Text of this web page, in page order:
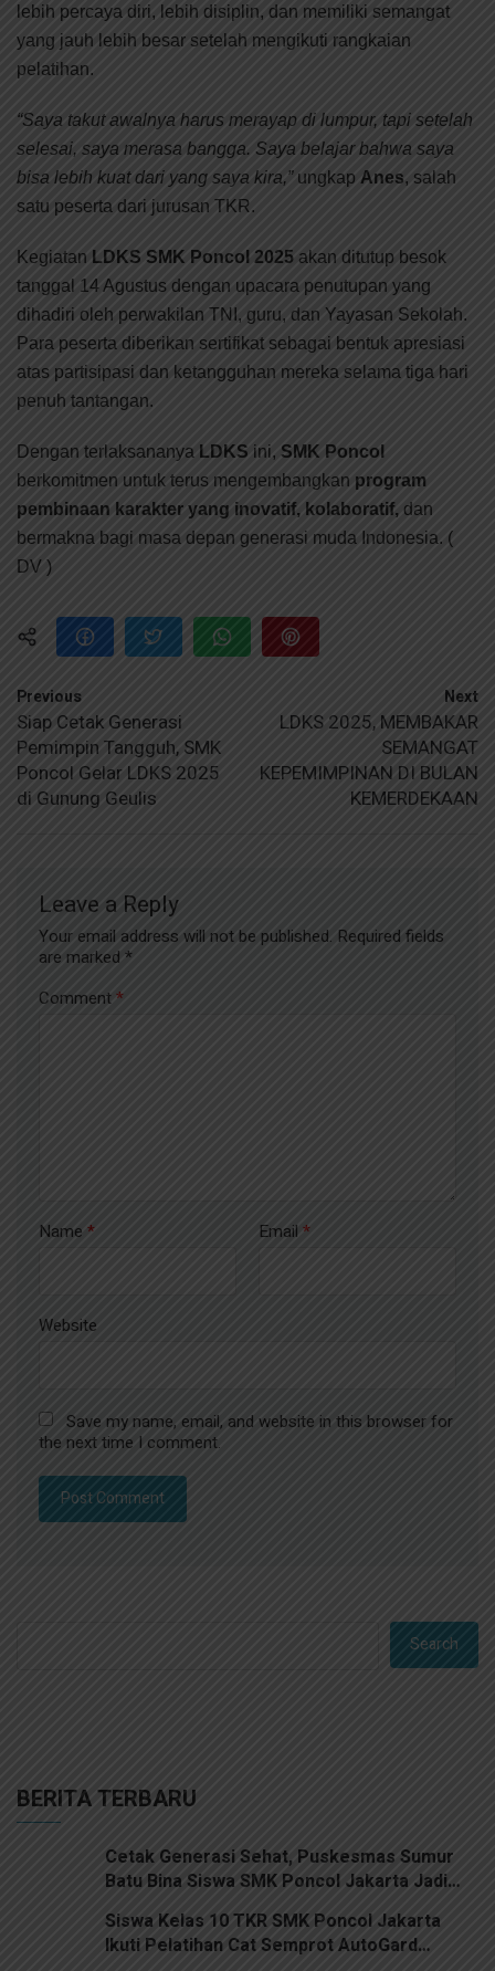
lebih percaya diri, lebih disiplin, dan memiliki semangat
yang jauh lebih besar setelah mengikuti rangkaian
pelatihan.
“Saya takut awalnya harus merayap di lumpur, tapi setelah
selesai, saya merasa bangga. Saya belajar bahwa saya
bisa lebih kuat dari yang saya kira,”ungkap Anes, salah
satu peserta dari jurusan TKR.
Kegiatan LDKS SMK Poncol 2025 akan ditutup besok
tanggal 14 Agustus dengan upacara penutupan yang
dihadiri oleh perwakilan TNI, guru, dan Yayasan Sekolah.
Para peserta diberikan sertifikat sebagai bentuk apresiasi
atas partisipasi dan ketangguhan mereka selama tiga hari
penuh tantangan.
Dengan terlaksananya LDKS ini, SMK Poncol
berkomitmen untuk terus mengembangkan program
pembinaan karakter yang inovatif, kolaboratif, dan
bermakna bagi masa depan generasi muda Indonesia. (
DV )
Previous
Siap Cetak Generasi
Pemimpin Tangguh, SMK
Poncol Gelar LDKS 2025
di Gunung Geulis
Next
LDKS 2025, MEMBAKAR
SEMANGAT
KEPEMIMPINAN DI BULAN
KEMERDEKAAN
Leave a Reply
Your email address will not be published. Required fields
are marked *
Comment*
Name * Email *
Website
Save my name, email, and website in this browser for
the next time I comment.
Search
BERITA TERBARU
Cetak Generasi Sehat, Puskesmas Sumur
Batu Bina Siswa SMK Poncol Jakarta Jadi
Siswa Kelas 10 TKR SMK Poncol Jakarta
Ikuti Pelatihan Cat Semprot AutoGard